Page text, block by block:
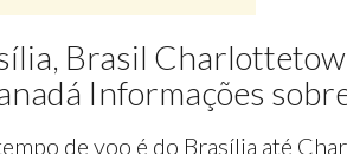
Brasil
Informações
de voo é do Brasília até